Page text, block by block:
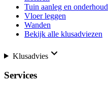
Tuin aanleg en onderhoud
Vloer leggen
Wanden
Bekijk alle klusadviezen
Klusadvies
Services